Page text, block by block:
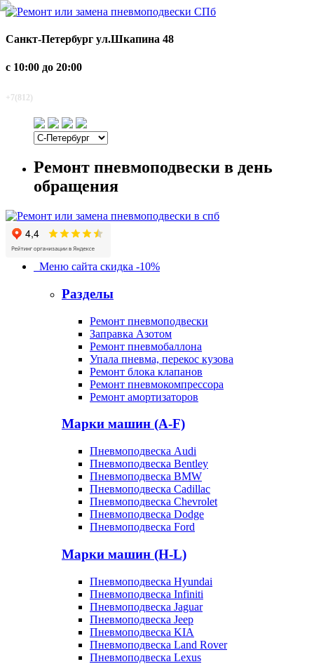
Санкт-Петербург ул.Шкапина 48
с 10:00 до 20:00
+7(812)
Ремонт пневмоподвески в день
обращения
Меню сайта скидка -10%
Разделы
Ремонт пневмоподвески
Заправка Азотом
Ремонт пневмобаллона
Упала пневма, перекос кузова
Ремонт блока клапанов
Ремонт пневмокомпрессора
Ремонт амортизаторов
Марки машин (A-F)
Пневмоподвеска Audi
Пневмоподвеска Bentley
Пневмоподвеска BMW
Пневмоподвеска Cadillac
Пневмоподвеска Chevrolet
Пневмоподвеска Dodge
Пневмоподвеска Ford
Марки машин (H-L)
Пневмоподвеска Hyundai
Пневмоподвеска Infiniti
Пневмоподвеска Jaguar
Пневмоподвеска Jeep
Пневмоподвеска KIA
Пневмоподвеска Land Rover
Пневмоподвеска Lexus